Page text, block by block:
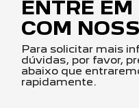
ENTRE
COM
Para solicitar mais
dúvidas, por favor,
abaixo que
rapidamente.